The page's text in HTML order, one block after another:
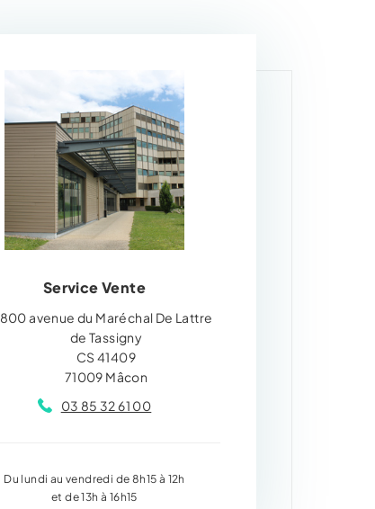
Service Vente
800 avenue du Maréchal De Lattre
de Tassigny
CS 41409
71009 Mâcon
03 85 32 61 00
Du lundi au vendredi de 8h15 à 12h
et de 13h à 16h15